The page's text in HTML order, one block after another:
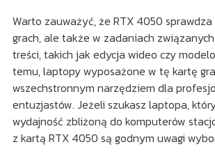
Warto zauważyć, że RTX 4050
grach, ale także w zadaniach
treści, takich jak edycja wideo czy
temu, laptopy wyposażone w tę kartę
wszechstronnym narzędziem dla
entuzjastów. Jeżeli szukasz laptopa,
wydajność zbliżoną do komputerów
z kartą RTX 4050 są godnym uwagi